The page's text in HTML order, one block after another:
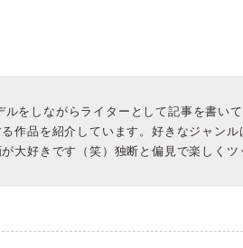
をしながらライターとして記事を書い
作品を紹介しています。好きなジャンル
大好きです（笑）独断と偏見で楽しく